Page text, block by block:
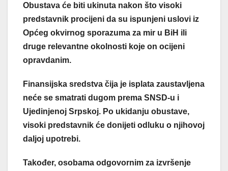
Obustava će biti ukinuta nakon što visoki
predstavnik procijeni da su ispunjeni uslovi iz
Općeg okvirnog sporazuma za mir u BiH ili
druge relevantne okolnosti koje on ocijeni
opravdanim.
Finansijska sredstva čija je isplata zaustavljena
neće se smatrati dugom prema SNSD-u i
Ujedinjenoj Srpskoj. Po ukidanju obustave,
visoki predstavnik će donijeti odluku o njihovoj
daljoj upotrebi.
Također, osobama odgovornim za izvršenje